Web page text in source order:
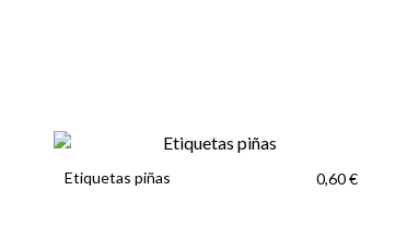
Etiquetas piñas 0,60 €